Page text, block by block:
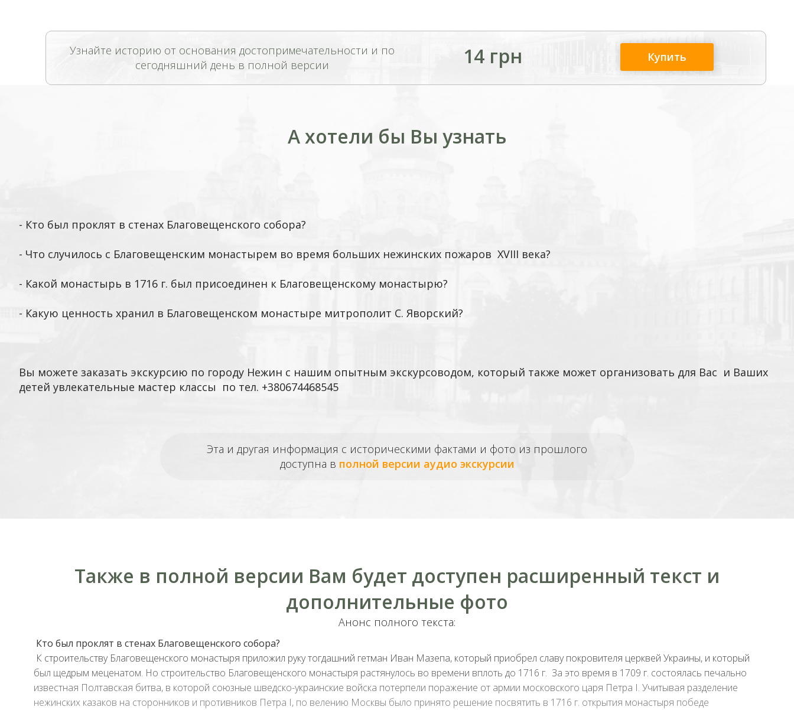
Узнайте историю от основания достопримечательности и по
сегодняшний день в полной версии
14 грн Купить
А хотели бы Вы узнать
- Кто был проклят в стенах Благовещенского собора?
- Что случилось с Благовещенским монастырем во время больших нежинских пожаров XVIII века?
- Какой монастырь в 1716 г. был присоединен к Благовещенскому монастырю?
- Какую ценность хранил в Благовещенском монастыре митрополит С. Яворский?
Вы можете заказать экскурсию по городу Нежин с нашим опытным экскурсоводом, который также может организовать для Вас и Ваших
детей увлекательные мастер классы по тел. +380674468545
Эта и другая информация с историческими фактами и фото из прошлого
доступна в полной версии аудио экскурсии
Также в полной версии Вам будет доступен расширенный текст и
дополнительные фото
Анонс полного текста:
Кто был проклят в стенах Благовещенского собора?
К строительству Благовещенского монастыря приложил руку тогдашний гетман Иван Мазепа, который приобрел славу покровителя церквей Украины, и который
был щедрым меценатом. Но строительство Благовещенского монастыря растянулось во времени вплоть до 1716 г. За это время в 1709 г. состоялась печально
известная Полтавская битва, в которой союзные шведско-украинские войска потерпели поражение от армии московского царя Петра I. Учитывая разделение
нежинских казаков на сторонников и противников Петра І, по велению Москвы было принято решение посвятить в 1716 г. открытия монастыря победе